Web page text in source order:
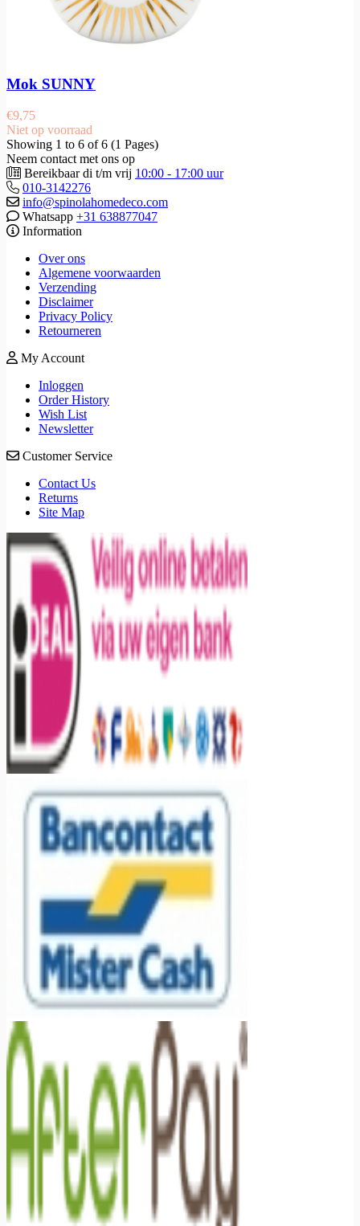
Mok SUNNY
€9,75
Niet op voorraad
Showing 1 to 6 of 6 (1 Pages)
Neem contact met ons op
Bereikbaar di t/m vrij 10:00 - 17:00 uur
010-3142276
info@spinolahomedeco.com
Whatsapp +31 638877047
Information
Over ons
Algemene voorwaarden
Verzending
Disclaimer
Privacy Policy
Retourneren
My Account
Inloggen
Order History
Wish List
Newsletter
Customer Service
Contact Us
Returns
Site Map